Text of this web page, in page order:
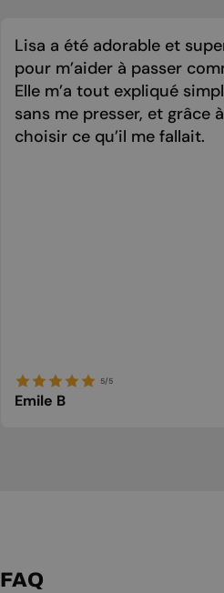
Lisa a été adorable et
pour m’aider à passer
Elle m’a tout expliqué
sans me presser, et grâce
choisir ce qu’il me fallait.
5/5
Emile B
FAQ